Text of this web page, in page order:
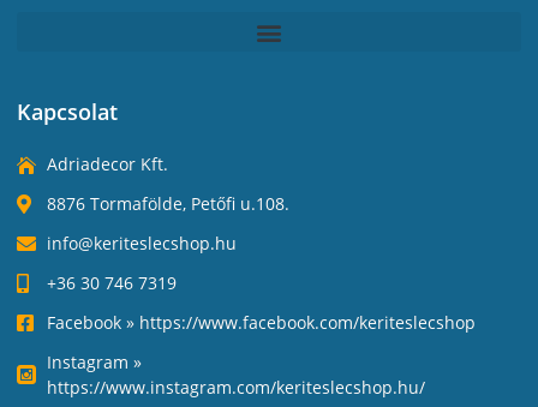
Kapcsolat
Adriadecor Kft.
8876 Tormafölde, Petőfi u.108.
info@keriteslecshop.hu
+36 30 746 7319
Facebook » https://www.facebook.com/keriteslecshop
Instagram »
https://www.instagram.com/keriteslecshop.hu/